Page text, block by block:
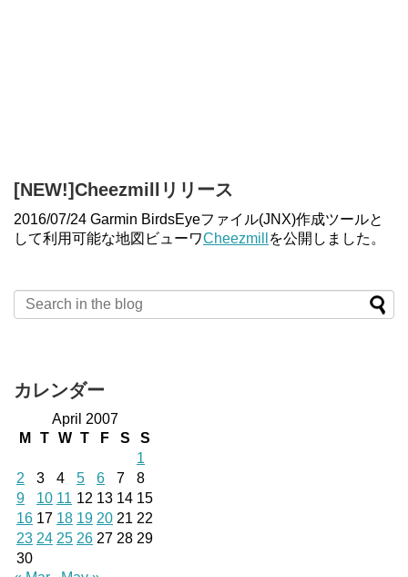
[NEW!]Cheezmillリリース
2016/07/24 Garmin BirdsEyeファイル(JNX)作成ツールと
して利用可能な地図ビューワCheezmill を公開しました。
カレンダー
April 2007
M
T W T F S
S
1
2
3 4 5 6 7
8
9
10 11 12 13 14 15
16 17 18 19 20 21 22
23 24 25 26 27 28 29
30